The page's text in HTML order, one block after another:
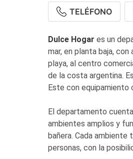
TELÉFONO
Dulce Hogar es un
mar, en planta baja,
playa, al centro
de la costa argentina.
Este con
El departamento
ambientes amplios y
bañera. Cada
personas, con la